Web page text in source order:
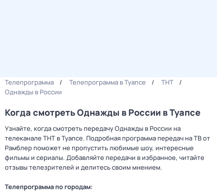
Телепрограмма Телепрограмма в Туапсе
ТНТ
Однажды в России
Когда смотреть Однажды в России в Туапсе
Узнайте, когда смотреть передачу Однажды в России на
телеканале ТНТ в Туапсе. Подробная программа передач на ТВ от
Рамблер поможет не пропустить любимые шоу, интересные
фильмы и сериалы. Добавляйте передачи в избранное, читайте
отзывы телезрителей и делитесь своим мнением.
Телепрограмма по городам: